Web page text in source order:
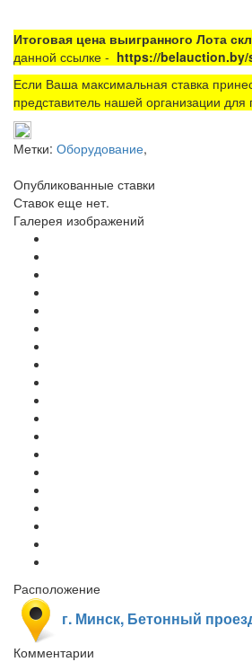
Итоговая цена выигранного Лота
данной ссылке - https://
Если Ваша максимальная ставка
представитель нашей организации
Метки: Оборудование,
Опубликованные ставки
Ставок еще нет.
Галерея изображений
Расположение
г. Минск, Бетонный
Комментарии